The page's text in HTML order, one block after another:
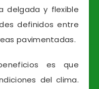
delgada y flexible
definidos entre
pavimentadas.
es que
del clima.